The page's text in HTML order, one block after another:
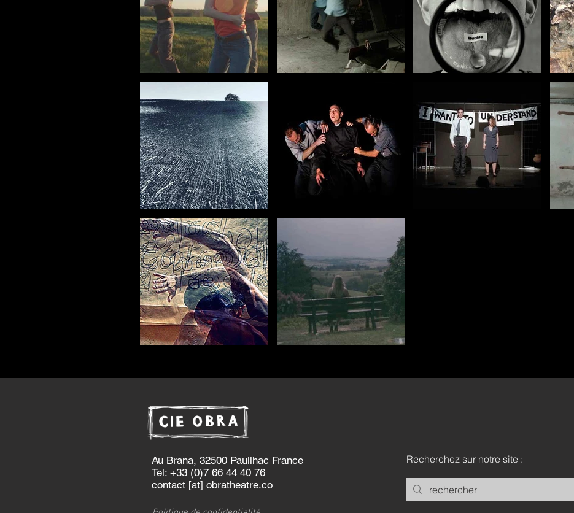
Au Brana, 32500 Pauilhac France
Tel: +33 (0)7 66 44 40 76
contact [at] obratheatre.co
Recherchez sur notre site :